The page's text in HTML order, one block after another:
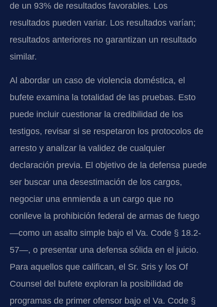
de un 93% de resultados favorables. Los
resultados pueden variar. Los resultados varían;
resultados anteriores no garantizan un resultado
similar.
Al abordar un caso de violencia doméstica, el
bufete examina la totalidad de las pruebas. Esto
puede incluir cuestionar la credibilidad de los
testigos, revisar si se respetaron los protocolos de
arresto y analizar la validez de cualquier
declaración previa. El objetivo de la defensa puede
ser buscar una desestimación de los cargos,
negociar una enmienda a un cargo que no
conlleve la prohibición federal de armas de fuego
—como un asalto simple bajo el Va. Code § 18.2-
57—, o presentar una defensa sólida en el juicio.
Para aquellos que califican, el Sr. Sris y los Of
Counsel del bufete exploran la posibilidad de
programas de primer ofensor bajo el Va. Code §